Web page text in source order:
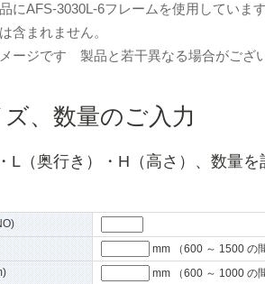
にAFS-3030L-6フレームを使用していま
含まれません。
ージです 製品と若干異なる場合がござ
、数量のご入力
L（奥行き）・H（高さ）、数量
mm
（600 ～ 1500 の
mm
（600 ～ 1000 の